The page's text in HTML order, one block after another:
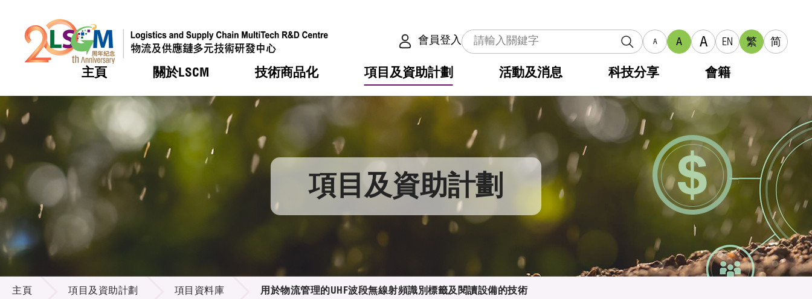
會員登入 A A A EN 繁 简
主頁 關於LSCM
熱門
LSCM 動向
機構簡介
服務範疇
組織架構
供應商登記
技術商品化
熱門
LSCM 動向
服務
應用於公共服務之創新技術
項目及資助計劃
熱門
LSCM 動向
合作計劃
資助計劃
項目資料庫
活動及消息
熱門
LSCM 動向
活動
業界活動
獎項
多媒體
科技分享 會籍
熱門
LSCM 動向
會籍及服務
會員列表
項目及資助計劃
項目及資助計劃
主頁 項目及資助計劃 項目資料庫 用於物流管理的UHF波段無線射頻識別標籤及閱讀設備的技術